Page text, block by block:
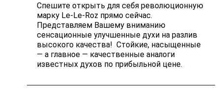
Спешите открыть для себя революционную
марку Le-Le-Roz прямо сейчас.
Представляем Вашему вниманию
сенсационные улучшенные духи на разлив
высокого качества! Стойкие, насыщенные
— а главное — качественные аналоги
известных духов по прибыльной цене.